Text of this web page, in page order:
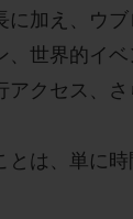
に加え、ウ
、世界的イ
アクセス、
とは、単に